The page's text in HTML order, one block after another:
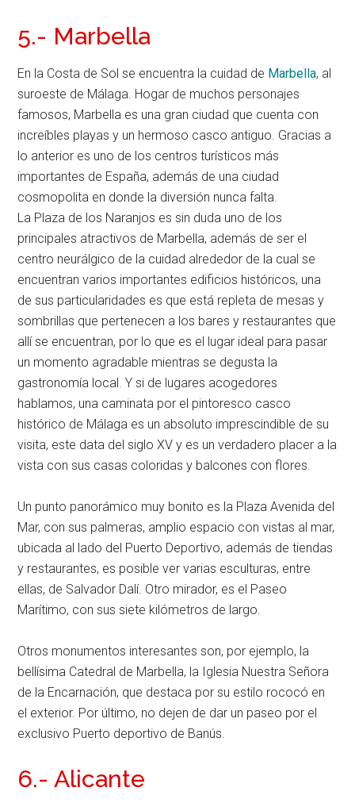
5.- Marbella
En la Costa de Sol se encuentra la cuidad de Marbella, al
suroeste de Málaga. Hogar de muchos personajes
famosos, Marbella es una gran ciudad que cuenta con
increíbles playas y un hermoso casco antiguo. Gracias a
lo anterior es uno de los centros turísticos más
importantes de España, además de una ciudad
cosmopolita en donde la diversión nunca falta.
La Plaza de los Naranjos es sin duda uno de los
principales atractivos de Marbella, además de ser el
centro neurálgico de la cuidad alrededor de la cual se
encuentran varios importantes edificios históricos, una
de sus particularidades es que está repleta de mesas y
sombrillas que pertenecen a los bares y restaurantes que
allí se encuentran, por lo que es el lugar ideal para pasar
un momento agradable mientras se degusta la
gastronomía local. Y si de lugares acogedores
hablamos, una caminata por el pintoresco casco
histórico de Málaga es un absoluto imprescindible de su
visita, este data del siglo XV y es un verdadero placer a la
vista con sus casas coloridas y balcones con flores.
Un punto panorámico muy bonito es la Plaza Avenida del
Mar, con sus palmeras, amplio espacio con vistas al mar,
ubicada al lado del Puerto Deportivo, además de tiendas
y restaurantes, es posible ver varias esculturas, entre
ellas, de Salvador Dalí. Otro mirador, es el Paseo
Marítimo, con sus siete kilómetros de largo.
Otros monumentos interesantes son, por ejemplo, la
bellísima Catedral de Marbella, la Iglesia Nuestra Señora
de la Encarnación, que destaca por su estilo rococó en
el exterior. Por último, no dejen de dar un paseo por el
exclusivo Puerto deportivo de Banús.
6.- Alicante